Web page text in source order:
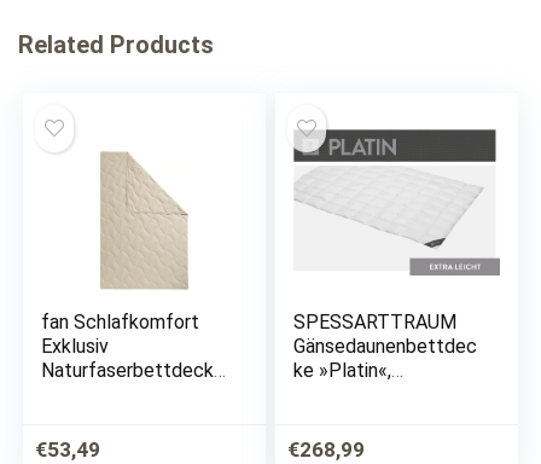
Related Products
fan Schlafkomfort
Exklusiv
Naturfaserbettdecke
Lyocell (TENCEL™),
€53,49
SPESSARTTRAUM
Gänsedaunenbettdec
ke »Platin«,
Bezug 100%
€268,99